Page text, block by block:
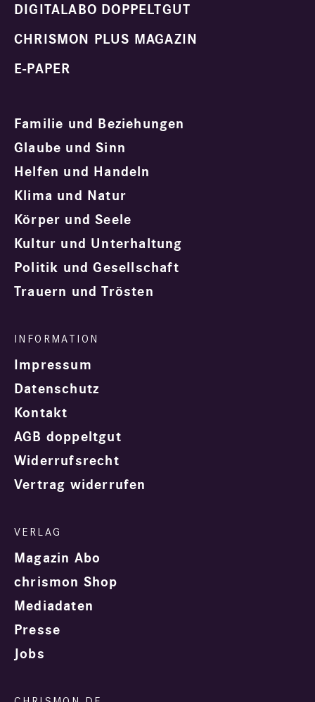
DIGITALABO DOPPELTGUT
CHRISMON PLUS MAGAZIN
E-PAPER
Familie und Beziehungen
Glaube und Sinn
Helfen und Handeln
Klima und Natur
Körper und Seele
Kultur und Unterhaltung
Politik und Gesellschaft
Trauern und Trösten
Impressum
Datenschutz
Kontakt
AGB doppeltgut
Widerrufsrecht
Vertrag widerrufen
Magazin Abo
chrismon Shop
Mediadaten
Presse
Jobs